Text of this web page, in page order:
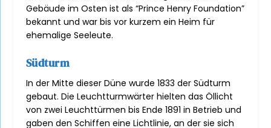
Gebäude im Osten ist als “Prince Henry Foundation”
bekannt und war bis vor kurzem ein Heim für
ehemalige Seeleute.
Südturm
In der Mitte dieser Düne wurde 1833 der Südturm
gebaut. Die Leuchtturmwärter hielten das Öllicht
von zwei Leuchttürmen bis Ende 1891 in Betrieb und
gaben den Schiffen eine Lichtlinie, an der sie sich